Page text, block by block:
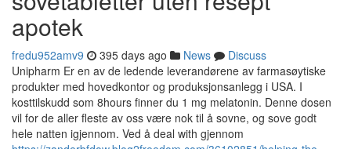
apotek
fredu952amv9 395 days ago News
Discuss
Unipharm Er en av de ledende leverandørene av farmasøytiske
produkter med hovedkontor og produksjonsanlegg i USA. I
kosttilskudd som 8hours finner du 1 mg melatonin. Denne dosen
vil for de aller fleste av oss være nok til å sovne, og sove godt
hele natten igjennom. Ved å deal with gjennom